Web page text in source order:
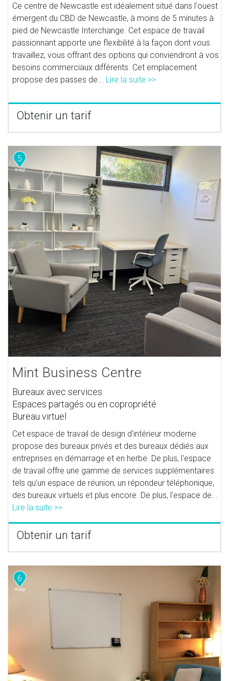
Ce centre de Newcastle est idéalement situé dans l'ouest
émergent du CBD de Newcastle, à moins de 5 minutes à
pied de Newcastle Interchange. Cet espace de travail
passionnant apporte une flexibilité à la façon dont vous
travaillez, vous offrant des options qui conviendront à vos
besoins commerciaux différents. Cet emplacement
propose des passes de... Lire la suite >>
Obtenir un tarif
5
Mint Business Centre
Bureaux avec services
Espaces partagés ou en copropriété
Bureau virtuel
Cet espace de travail de design d'intérieur moderne
propose des bureaux privés et des bureaux dédiés aux
entreprises en démarrage et en herbe. De plus, l'espace
de travail offre une gamme de services supplémentaires
tels qu'un espace de réunion, un répondeur téléphonique,
des bureaux virtuels et plus encore. De plus, l'espace de...
Lire la suite >>
Obtenir un tarif
6